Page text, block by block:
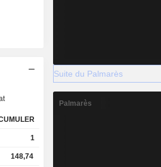
1
148,74
Suite du Palmarès
Palmarès